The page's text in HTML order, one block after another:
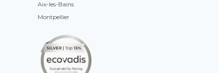
Aix-les-Bains
Montpellier